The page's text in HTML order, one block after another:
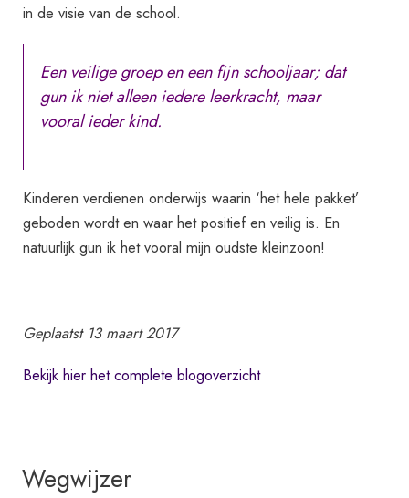
in de visie van de school.
Een veilige groep en een fijn schooljaar; dat
gun ik niet alleen iedere leerkracht, maar
vooral ieder kind.
Kinderen verdienen onderwijs waarin ‘het hele pakket’
geboden wordt en waar het positief en veilig is. En
natuurlijk gun ik het vooral mijn oudste kleinzoon!
Geplaatst 13 maart 2017
Bekijk hier het complete blogoverzicht
Wegwijzer